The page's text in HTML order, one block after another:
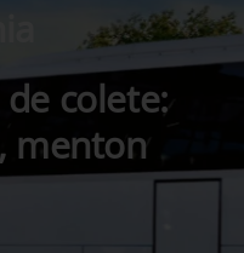
colete:
menton